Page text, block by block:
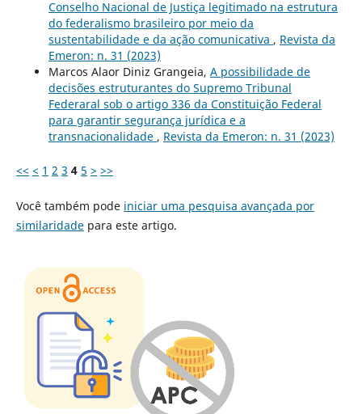
Conselho Nacional de Justiça legitimado na estrutura
do federalismo brasileiro por meio da
sustentabilidade e da ação comunicativa , Revista da
Emeron: n. 31 (2023)
Marcos Alaor Diniz Grangeia, A possibilidade de
decisões estruturantes do Supremo Tribunal
Federaral sob o artigo 336 da Constituição Federal
para garantir segurança jurídica e a
transnacionalidade , Revista da Emeron: n. 31 (2023)
<< < 1 2 3 4 5 > >>
Você também pode iniciar uma pesquisa avançada por
similaridadepara este artigo.